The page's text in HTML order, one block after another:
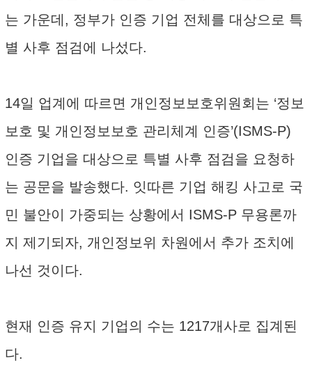
는 가운데, 정부가 인증 기업 전체를 대상으로 특
별 사후 점검에 나섰다.
14일 업계에 따르면 개인정보보호위원회는 ‘정보
보호 및 개인정보보호 관리체계 인증’(ISMS-P)
인증 기업을 대상으로 특별 사후 점검을 요청하
는 공문을 발송했다. 잇따른 기업 해킹 사고로 국
민 불안이 가중되는 상황에서 ISMS-P 무용론까
지 제기되자, 개인정보위 차원에서 추가 조치에
나선 것이다.
현재 인증 유지 기업의 수는 1217개사로 집계된
다.